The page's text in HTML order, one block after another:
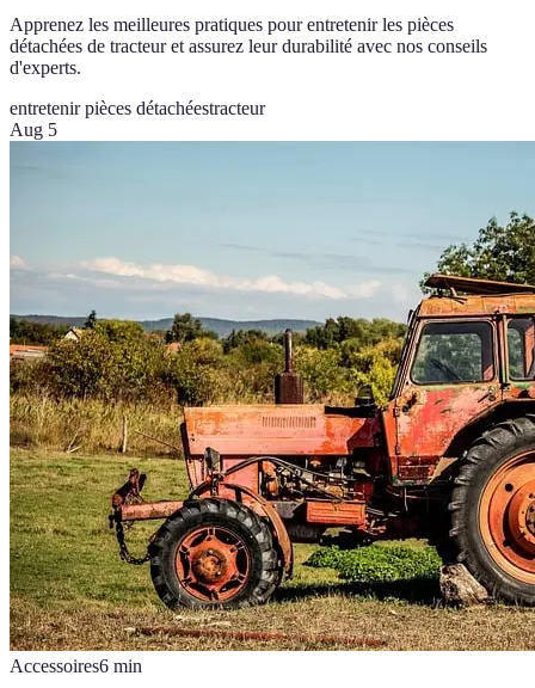
Apprenez les meilleures pratiques pour entretenir les pièces
détachées de tracteur et assurez leur durabilité avec nos conseils
d'experts.
entretenir pièces détachéestracteur
Aug 5
Accessoires6 min